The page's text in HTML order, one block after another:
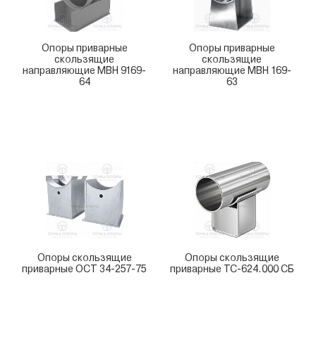
Опоры приварные
скользящие
направляющие МВН 9169-
64
Опоры приварные
скользящие
направляющие МВН 169-
63
Опоры скользящие
приварные ОСТ 34-257-75
Опоры скользящие
приварные ТС-624.000 СБ